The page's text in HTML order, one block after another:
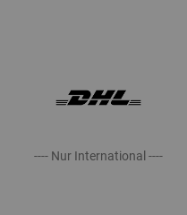
---- Nur International ----